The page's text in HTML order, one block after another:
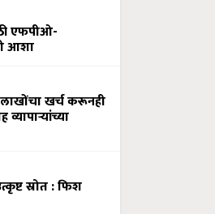
एफपीओ-
आशा
खर्च करूनही
स्रोत : फिश